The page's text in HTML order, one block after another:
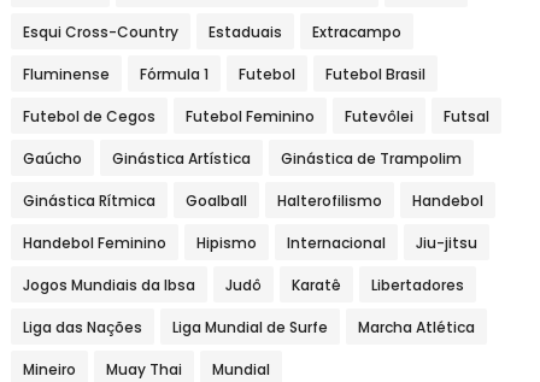
Esqui Cross-Country Estaduais Extracampo
Fluminense Fórmula 1 Futebol Futebol Brasil
Futebol de Cegos Futebol Feminino Futevôlei Futsal
Gaúcho Ginástica Artística Ginástica de Trampolim
Ginástica Rítmica Goalball Halterofilismo Handebol
Handebol Feminino Hipismo Internacional Jiu-jitsu
Jogos Mundiais da Ibsa Judô Karatê Libertadores
Liga das Nações Liga Mundial de Surfe Marcha Atlética
Mineiro Muay Thai Mundial